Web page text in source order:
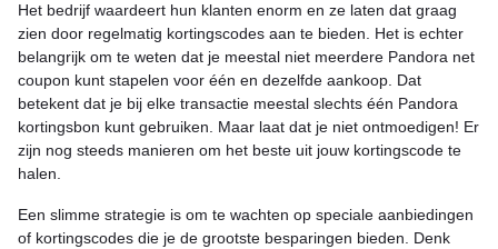
Het bedrijf waardeert hun klanten enorm en ze laten dat graag
zien door regelmatig kortingscodes aan te bieden. Het is echter
belangrijk om te weten dat je meestal niet meerdere Pandora net
coupon kunt stapelen voor één en dezelfde aankoop. Dat
betekent dat je bij elke transactie meestal slechts één Pandora
kortingsbon kunt gebruiken. Maar laat dat je niet ontmoedigen! Er
zijn nog steeds manieren om het beste uit jouw kortingscode te
halen.
Een slimme strategie is om te wachten op speciale aanbiedingen
of kortingscodes die je de grootste besparingen bieden. Denk